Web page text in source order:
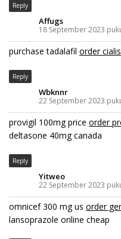
Reply
Affugs
18 September 2023
purchase tadalafil order
Reply
Wbknnr
22 September 2023
provigil 100mg price order
deltasone 40mg canada
Reply
Yitweo
22 September 2023
omnicef 300 mg us order
lansoprazole online cheap